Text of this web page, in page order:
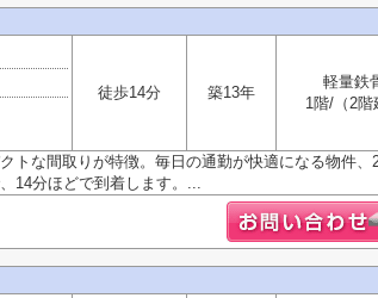
徒歩14分 築13年
軽量鉄
1階/（2階
な間取りが特徴。毎日の通勤が快適になる物件、
14分ほどで到着します。...